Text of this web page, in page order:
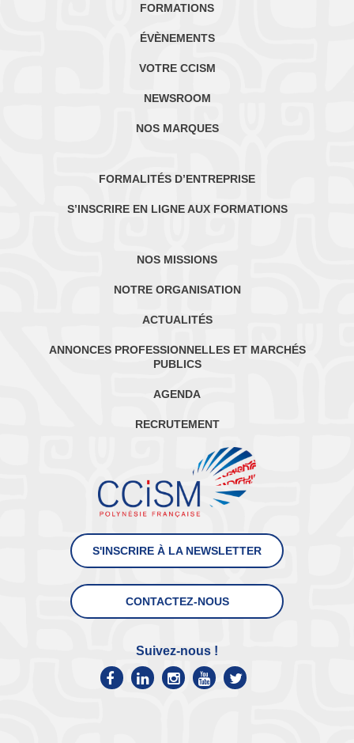
FORMATIONS
ÉVÈNEMENTS
VOTRE CCISM
NEWSROOM
NOS MARQUES
FORMALITÉS D’ENTREPRISE
S’INSCRIRE EN LIGNE AUX FORMATIONS
NOS MISSIONS
NOTRE ORGANISATION
ACTUALITÉS
ANNONCES PROFESSIONNELLES ET MARCHÉS
PUBLICS
AGENDA
RECRUTEMENT
S'INSCRIRE À LA NEWSLETTER
CONTACTEZ-NOUS
Suivez-nous !